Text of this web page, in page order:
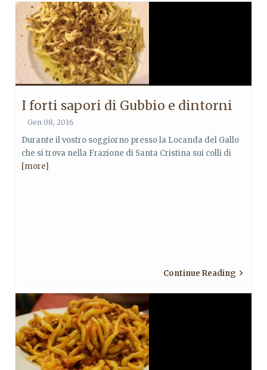
I forti sapori di Gubbio e dintorni
Gen 08, 2016
Durante il vostro soggiorno presso la Locanda del Gallo
che si trova nella Frazione di Santa Cristina sui colli di
[more]
Continue Reading